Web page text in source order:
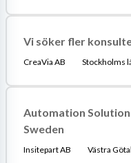
Vi söker fler
CreaVia AB Stockholms
Automation
Sweden
Insitepart AB Västra